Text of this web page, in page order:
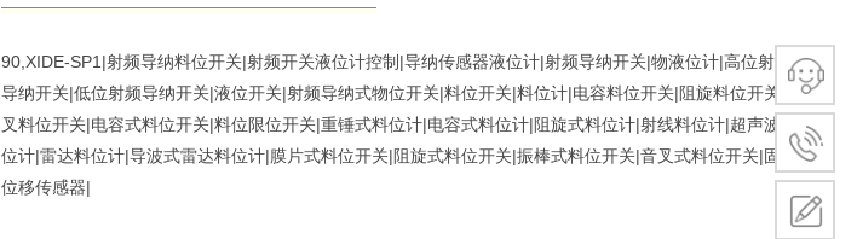
90,XIDE-SP1|射频导纳料位开关|射频开关液位计控制|导纳传感器液位计|射频导纳开关|物液位计|高位射频
导纳开关|低位射频导纳开关|液位开关|射频导纳式物位开关|料位开关|料位计|电容料位开关|阻旋料位开关|音
叉料位开关|电容式料位开关|料位限位开关|重锤式料位计|电容式料位计|阻旋式料位计|射线料位计|超声波料
位计|雷达料位计|导波式雷达料位计|膜片式料位开关|阻旋式料位开关|振棒式料位开关|音叉式料位开关|固体
位移传感器|